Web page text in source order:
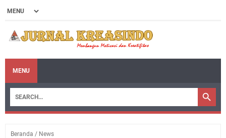
MENU
Beranda / News